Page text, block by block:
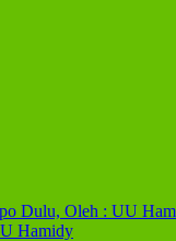
Dulu, Oleh : UU
Hamidy